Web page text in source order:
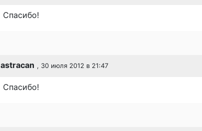
Спасибо!
astracan , 30 июля 2012 в 21:47
Спасибо!